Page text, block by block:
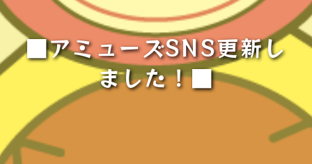
■アミューズSNS更新し
ました！■